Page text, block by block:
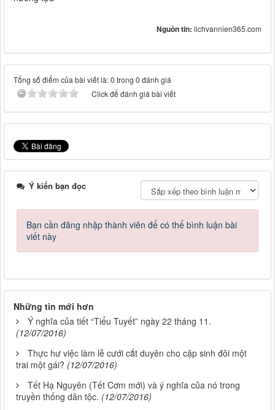
Nguồn tin: lichvannien365.com
Tổng số điểm của bài viết là: 0 trong 0 đánh giá
Click để đánh giá bài viết
Ý kiến bạn đọc
Bạn cần đăng nhập thành viên để có thể bình luận bài
viết này
Những tin mới hơn
Ý nghĩa của tiết “Tiểu Tuyết” ngày 22 tháng 11.
(12/07/2016)
Thực hư việc làm lễ cưới cắt duyên cho cặp sinh đôi một
trai một gái? (12/07/2016)
Tết Hạ Nguyên (Tết Cơm mới) và ý nghĩa của nó trong
truyền thống dân tộc. (12/07/2016)